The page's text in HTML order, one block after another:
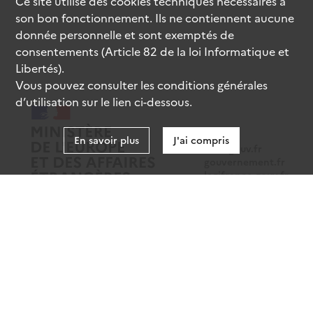
data.gouv.fr
legifrance.gouv.fr
son bon fonctionnement. Ils ne contiennent aucune
donnée personnelle et sont exemptés de
consentements (Article 82 de la loi Informatique et
Libertés).
Vous pouvez consulter les conditions générales
d’utilisation sur le lien ci-dessous.
En savoir plus J'ai compris